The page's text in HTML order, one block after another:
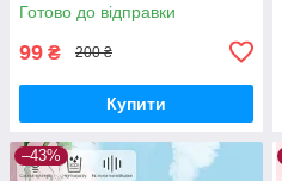
Готово до відправки
99 ₴ 200 ₴
Купити
–43%